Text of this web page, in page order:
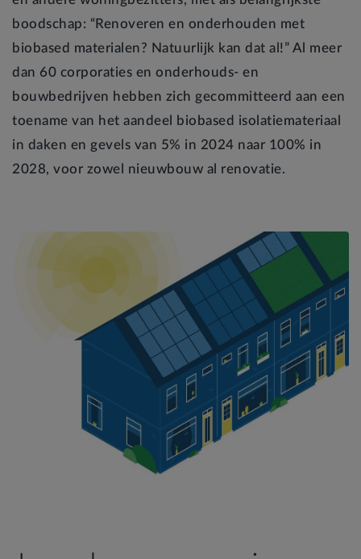
boodschap: “Renoveren en onderhouden met
biobased materialen? Natuurlijk kan dat al!” Al meer
dan 60 corporaties en onderhouds- en
bouwbedrijven hebben zich gecommitteerd aan een
toename van het aandeel biobased isolatiemateriaal
in daken en gevels van 5% in 2024 naar 100% in
2028, voor zowel nieuwbouw al renovatie.